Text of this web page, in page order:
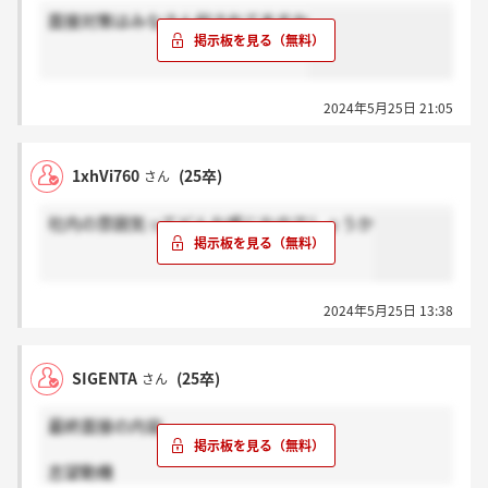
面接対策はみなさん何されてますか
2024年5月25日 21:05
1xhVi760 さん (25卒)
社内の雰囲気ってどんな感じなのでしょうか
2024年5月25日 13:38
SIGENTA さん (25卒)
最終面接の内容
志望動機